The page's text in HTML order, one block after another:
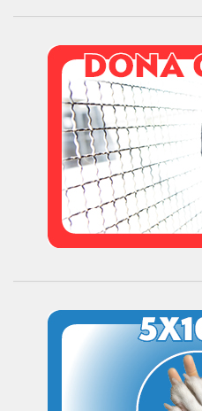
Gatti
Sostienici
Diventa volontario
Diventa socio
Donazioni
5×1000
Ambulatorio veterinario
Video